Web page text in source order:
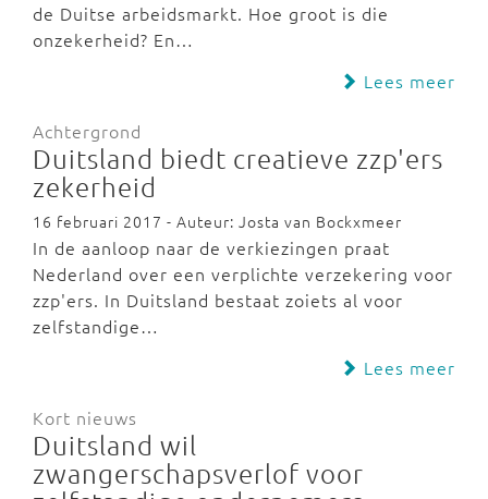
de Duitse arbeidsmarkt. Hoe groot is die
onzekerheid? En…
Lees meer
Achtergrond
Duitsland biedt creatieve zzp'ers
zekerheid
16 februari 2017 - Auteur: Josta van Bockxmeer
In de aanloop naar de verkiezingen praat
Nederland over een verplichte verzekering voor
zzp'ers. In Duitsland bestaat zoiets al voor
zelfstandige…
Lees meer
Kort nieuws
Duitsland wil
zwangerschapsverlof voor